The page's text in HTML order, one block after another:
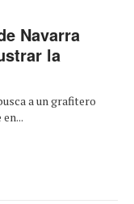
Navarra
la
a un grafitero